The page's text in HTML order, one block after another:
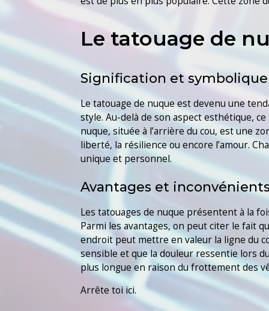
Le tatouage de
Signification et symbolique
Le tatouage de nuque est devenu une
style. Au-delà de son aspect esthétique,
nuque, située à l’arrière du cou, est une
liberté, la résilience ou encore l’amour.
unique et personnel.
Avantages et
Les tatouages de nuque présentent à la
Parmi les avantages, on peut citer le fait
endroit peut mettre en valeur la ligne du
sensible et que la douleur ressentie lors
plus longue en raison du frottement des
Arrête toi ici.